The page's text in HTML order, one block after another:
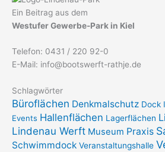
Ein Beitrag aus dem
Westufer Gewerbe-Park in Kiel
Telefon: 0431 / 220 92-0
E-Mail: info@bootswerft-rathje.de
Schlagwörter
Büroflächen Denkmalschutz Dock
Events Hallenflächen Lagerflächen
Lindenau Werft Museum Praxis
Schwimmdock Veranstaltungshalle